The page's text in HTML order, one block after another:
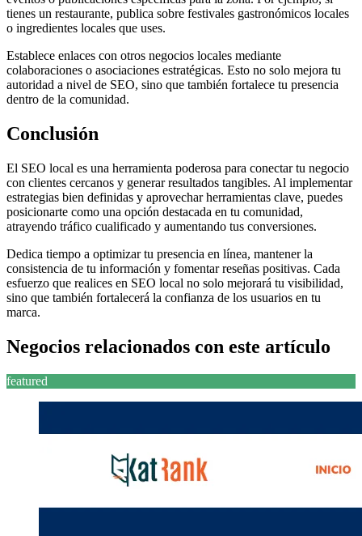
tienes un restaurante, publica sobre festivales gastronómicos locales
o ingredientes locales que uses.
Establece enlaces con otros negocios locales mediante
colaboraciones o asociaciones estratégicas. Esto no solo mejora tu
autoridad a nivel de SEO, sino que también fortalece tu presencia
dentro de la comunidad.
Conclusión
El SEO local es una herramienta poderosa para conectar tu negocio
con clientes cercanos y generar resultados tangibles. Al implementar
estrategias bien definidas y aprovechar herramientas clave, puedes
posicionarte como una opción destacada en tu comunidad,
atrayendo tráfico cualificado y aumentando tus conversiones.
Dedica tiempo a optimizar tu presencia en línea, mantener la
consistencia de tu información y fomentar reseñas positivas. Cada
esfuerzo que realices en SEO local no solo mejorará tu visibilidad,
sino que también fortalecerá la confianza de los usuarios en tu
marca.
Negocios relacionados con este artículo
featured